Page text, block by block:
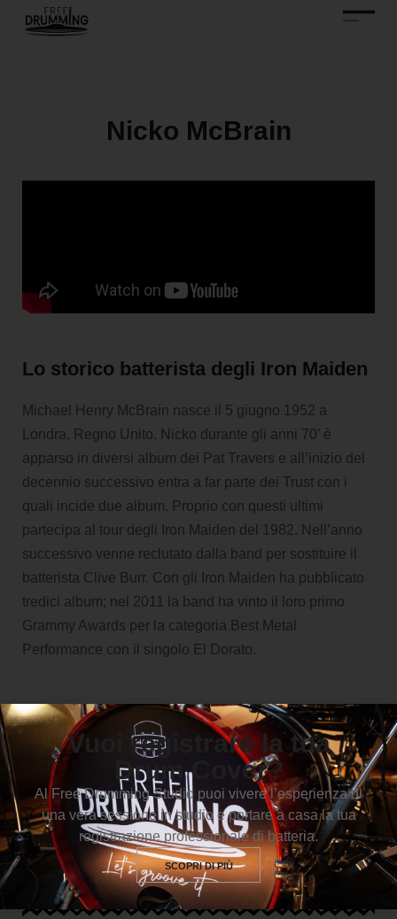
Nicko McBrain
Lo storico batterista degli Iron Maiden
Michael Henry McBrain nasce il 5 giugno 1952 a
Londra, Regno Unito. Nicko durante gli anni 70’ è
apparso in diversi album dei Pat Travers e all’inizio del
decennio successivo entra a far parte dei Trust con i
quali incide due album. Proprio con questi ultimi
partecipa al tour degli Iron Maiden del 1982. Nell’anno
successivo venne reclutato dalla band per sostituire il
batterista Clive Burr. Con gli Iron Maiden ha pubblicato
tredici album; nel 2011 la band ha vinto il loro primo
Grammy Awards per la categoria Best Metal
Performance con il singolo El Dorato.
Il consiglio
“Non temere gli errori, non esistono” (Miles Davis)
Vuoi registrare la tua
Drum Cover?
Al Free Drumming Studio puoi vivere l’esperienza di
una vera sessione in studio e portare a casa la tua
registrazione professionale di batteria.
SCOPRI DI PIÙ